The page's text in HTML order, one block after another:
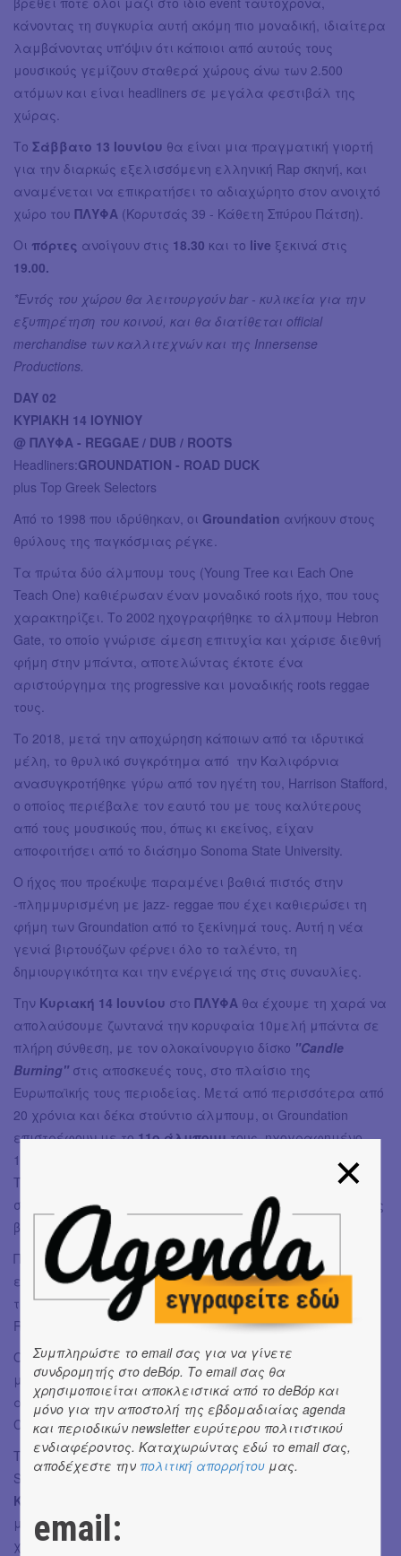
κάνοντας τη συγκυρία αυτή ακόμη πιο μοναδική, ιδιαίτερα
λαμβάνοντας υπ'όψιν ότι κάποιοι από αυτούς τους
μουσικούς γεμίζουν σταθερά χώρους άνω των 2.500
ατόμων και είναι headliners σε μεγάλα φεστιβάλ της
χώρας.
Το Σάββατο 13 Ιουνίου θα είναι μια πραγματική γιορτή
για την διαρκώς εξελισσόμενη ελληνική Rap σκηνή, και
αναμένεται να επικρατήσει το αδιαχώρητο στον ανοιχτό
χώρο του ΠΛΥΦΑ (Κορυτσάς 39 - Κάθετη Σπύρου Πάτση).
Οι πόρτες ανοίγουν στις 18.30 και το live ξεκινά στις
19.00.
*Εντός του χώρου θα λειτουργούν bar - κυλικεία για την
εξυπηρέτηση του κοινού, και θα διατίθεται official
merchandise των καλλιτεχνών και της Innersense
Productions.
DAY 02
ΚΥΡΙΑΚΗ 14 ΙΟΥΝΙΟΥ
@ ΠΛΥΦΑ - REGGAE / DUB / ROOTS
Headliners:GROUNDATION - ROAD DUCK
plus Top Greek Selectors
Από το 1998 που ιδρύθηκαν, οι Groundation ανήκουν στους
θρύλους της παγκόσμιας ρέγκε.
Τα πρώτα δύο άλμπουμ τους (Young Tree και Each One
Teach One) καθιέρωσαν έναν μοναδικό roots ήχο, που τους
χαρακτηρίζει. Το 2002 ηχογραφήθηκε το άλμπουμ Hebron
Gate, το οποίο γνώρισε άμεση επιτυχία και χάρισε διεθνή
φήμη στην μπάντα, αποτελώντας έκτοτε ένα
αριστούργημα της progressive και μοναδικής roots reggae
τους.
Το 2018, μετά την αποχώρηση κάποιων από τα ιδρυτικά
μέλη, το θρυλικό συγκρότημα από την Καλιφόρνια
ανασυγκροτήθηκε γύρω από τον ηγέτη του, Harrison Stafford,
o οποίος περιέβαλε τον εαυτό του με τους καλύτερους
από τους μουσικούς που, όπως κι εκείνος, είχαν
αποφοιτήσει από το διάσημο Sonoma State University.
Ο ήχος που προέκυψε παραμένει βαθιά πιστός στην
-πλημμυρισμένη με jazz- reggae που έχει καθιερώσει τη
φήμη των Groundation από το ξεκίνημά τους. Αυτή η νέα
γενιά βιρτουόζων φέρνει όλο το ταλέντο, τη
δημιουργικότητα και την ενέργειά της στις συναυλίες.
Την Κυριακή 14 Ιουνίου στο ΠΛΥΦΑ θα έχουμε τη χαρά να
απολαύσουμε ζωντανά την κορυφαία 10μελή μπάντα σε
πλήρη σύνθεση, με τον ολοκαίνουργιο δίσκο "Candle
Burning" στις αποσκευές τους, στο πλαίσιο της
Ευρωπαϊκής τους περιοδείας. Μετά από περισσότερα από
20 χρόνια και δέκα στούντιο άλμπουμ, οι Groundation
επιστρέφουν με το11ο άλμπουμτους, ηχογραφημένο
100% αναλογικά στο διάσημο ICP Studio στις Βρυξέλλες.
Το αποτέλεσμα είναι ένας ήχος υψηλής ποιότητας, με
σύνθετες αλλά καθηλωτικές ενορχηστρώσεις και στίχους
βαθιά ανθρώπινους και ποιητικούς.
Πριν τους Groundation, στη σκηνή του Πλύφα θα
εμφανιστούν οιRoad Duck- η 7μελής μπάντα με έδρα
την Αθήνα, που θεωρείται η καλύτερη μπάντα του Dub-
Roots-Reggae ήχου στην Ελλάδα.
Ο τελευταίος τους δίσκος"Conflict Of Interest",
μαγνητίσει τους fan του είδους, κάτι που αποδείχτηκε και
από την πρόσφατη εμφάνισή τους σε ένα γεμάτο Piraeus
Club Academy.
Τις δύο μπάντες θα πλαισιώσουν κορυφαίοι Έλληνες
Selectors με τα DJ Sets τους: Anna Mystic, Irie Action,
Kilimanjaro, Nesta
μοναδικό Gathering για την
χώρας μας.
Συμπληρώστε το email σας για να γίνετε
συνδρομητής στο deBόp. Το email σας θα
χρησιμοποιείται αποκλειστικά από το deBόp και
μόνο για την αποστολή της εβδομαδιαίας agenda
και περιοδικών newsletter ευρύτερου πολιτιστικού
ενδιαφέροντος. Καταχωρώντας εδώ το email σας,
αποδέχεστε την πολιτική απορρήτου μας.
email: